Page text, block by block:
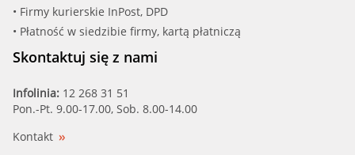
• Firmy kurierskie InPost, DPD
• Płatność w siedzibie firmy, kartą płatniczą
Skontaktuj się z nami
Infolinia: 12 268 31 51
Pon.-Pt. 9.00-17.00, Sob. 8.00-14.00
Kontakt